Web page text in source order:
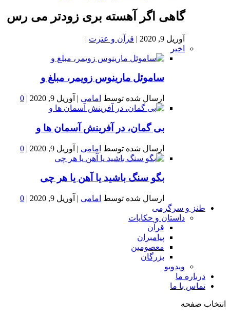
گاهی اگر آهسته بری زودتر می رس
آوریل 9, 2020 | قرآن و عترت |
اخیر
ساموئل مارینوس زویمر، مبلغ و
ارسال شده توسط امامی | آوریل 9, 2020 |
0
بى گمان، در آفرينش آسمان ها و
ارسال شده توسط امامی | آوریل 9, 2020 |
0
بگو سنگ باشید یا آهن یا هر چی
ارسال شده توسط امامی | آوریل 9, 2020 |
0
طنز و سرگرمی
داستان و حکایات
قرآن
پیامبران
معصومین
بزرگان
ویدویو
درباره ما
تماس با ما
انتخاب صفحه